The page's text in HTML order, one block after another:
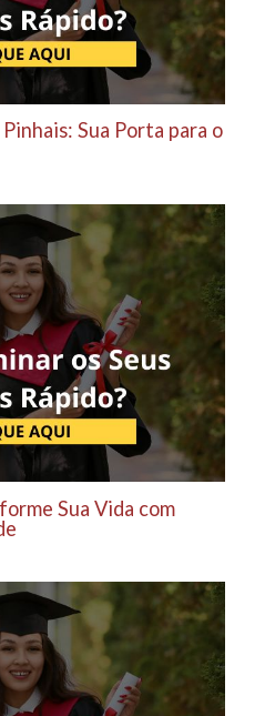
Sua Porta para o
Sua Vida com